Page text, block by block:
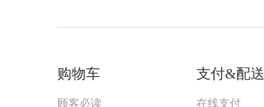
购物车
顾客必读
支付&配送
在线支付